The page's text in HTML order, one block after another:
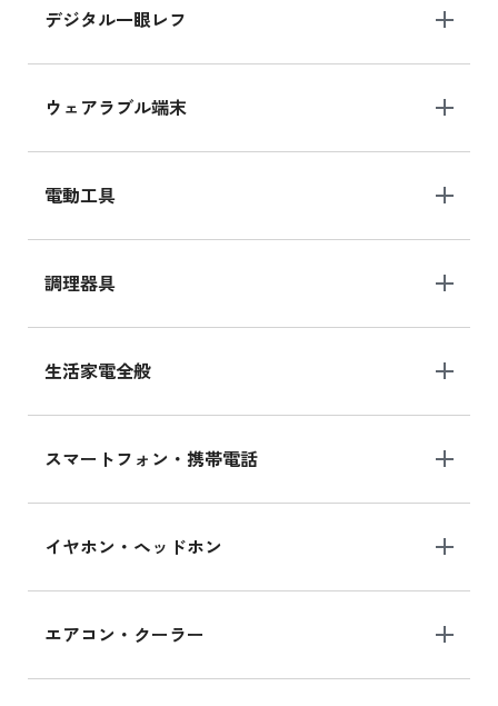
デジタル一眼レフ
ウェアラブル端末
電動工具
調理器具
生活家電全般
スマートフォン・携帯電話
イヤホン・ヘッドホン
エアコン・クーラー